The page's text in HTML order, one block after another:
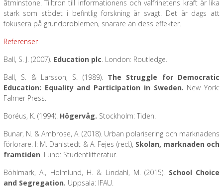
åtminstone. Tilltron till informationens och valfrihetens kraft är lika
stark som stödet i befintlig forskning är svagt. Det är dags att
fokusera på grundproblemen, snarare än dess effekter.
Referenser
Ball, S. J. (2007). Education plc. London: Routledge.
Ball, S. & Larsson, S. (1989). The Struggle for Democratic
Education: Equality and Participation in Sweden. New York:
Falmer Press.
Boréus, K. (1994). Högervåg. Stockholm: Tiden.
Bunar, N. & Ambrose, A. (2018). Urban polarisering och marknadens
förlorare. I: M. Dahlstedt & A. Fejes (red.), Skolan, marknaden och
framtiden. Lund: Studentlitteratur.
Böhlmark, A., Holmlund, H. & Lindahl, M. (2015). School Choice
and Segregation. Uppsala: IFAU.